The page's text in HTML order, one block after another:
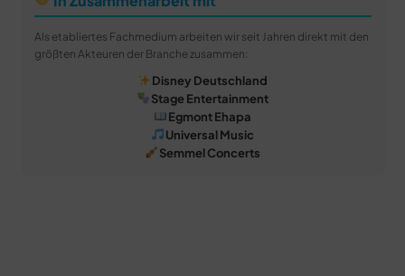
Als etabliertes Fachmedium arbeiten wir seit Jahren direkt mit den
größten Akteuren der Branche zusammen:
Disney Deutschland
Stage Entertainment
Egmont Ehapa
Universal Music
Semmel Concerts